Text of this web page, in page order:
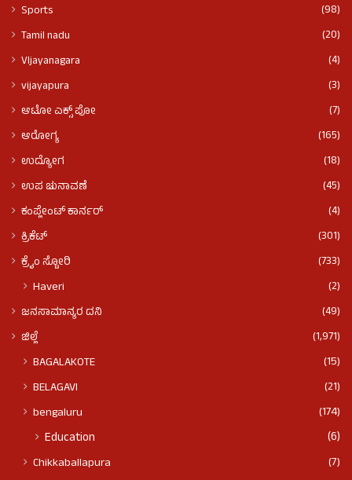
Sports
(98)
Tamil nadu
(20)
VIjayanagara
(4)
vijayapura
(3)
ಆಟೋ ಎಕ್ಸ್ ಪೋ
(7)
ಆರೋಗ್ಯ
(165)
ಉದ್ಯೋಗ
(18)
ಉಪ ಚುನಾವಣೆ
(45)
ಕಂಪ್ಲೇಂಟ್ ಕಾರ್ನರ್
(4)
ಕ್ರಿಕೆಟ್
(301)
ಕ್ರೈಂ ಸ್ಟೋರಿ
(733)
Haveri (2)
ಜನಸಾಮಾನ್ಯರ ದನಿ
(49)
ಜಿಲ್ಲೆ
(1,971)
BAGALAKOTE
(15)
BELAGAVI
(21)
bengaluru
(174)
Education (6)
Chikkaballapura
(7)